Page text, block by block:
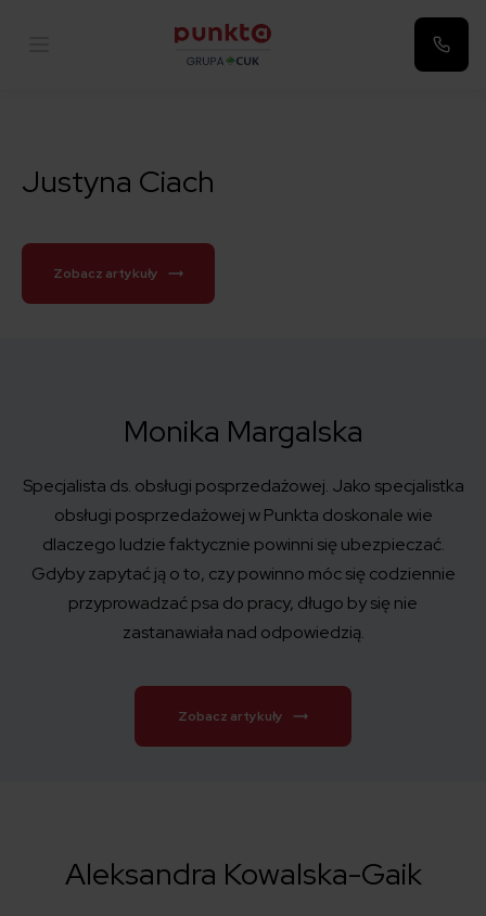
Justyna Ciach
Zobacz artykuły
Monika Margalska
Specjalista ds. obsługi posprzedażowej. Jako specjalistka
obsługi posprzedażowej w Punkta doskonale wie
dlaczego ludzie faktycznie powinni się ubezpieczać.
Gdyby zapytać ją o to, czy powinno móc się codziennie
przyprowadzać psa do pracy, długo by się nie
zastanawiała nad odpowiedzią.
Zobacz artykuły
Aleksandra Kowalska-Gaik